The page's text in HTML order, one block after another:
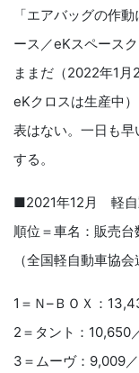
「エアバッグの作
ース／eKスペース
ままだ（2022年1
eKクロスは生産中
表はない。一日も
する。
■2021年12月 軽自
順位＝車名：販売台
（全国軽自動車協
1＝Ｎ–ＢＯＸ：
2＝タント：10,650
3＝ムーヴ：9,009